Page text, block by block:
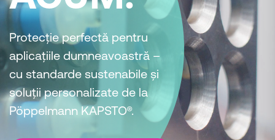
Protecție perfectă pentru
aplicațiile dumneavoastră –
cu standarde sustenabile și
soluții personalizate de la
Pöppelmann KAPSTO®.